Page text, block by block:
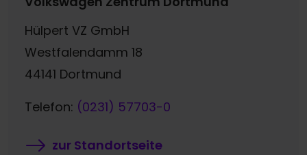
Hülpert VZ GmbH
Westfalendamm 18
44141 Dortmund
Telefon: (0231) 57703-0
zur Standortseite